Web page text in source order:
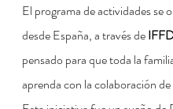
El programa de actividades se
desde España, a través de
pensado para que toda la
aprenda con la colaboración